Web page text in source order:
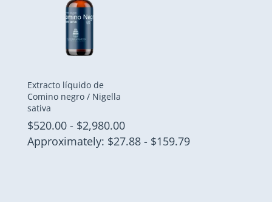
Extracto líquido de
Comino negro / Nigella
sativa
$520.00 - $2,980.00Rango
de
Approximately: $27.88 - $159.79